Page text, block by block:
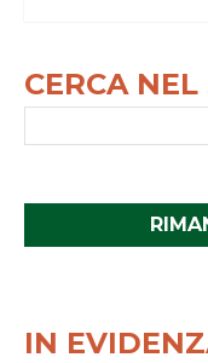
CERCA NEL
IN